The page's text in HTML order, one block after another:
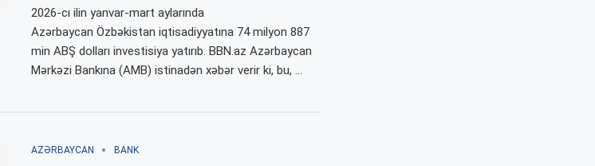
2026-cı ilin yanvar-mart aylarında
Azərbaycan Özbəkistan iqtisadiyyatına 74 milyon 887
min ABŞ dolları investisiya yatırıb. BBN.az Azərbaycan
Mərkəzi Bankına (AMB) istinadən xəbər verir ki, bu, …
AZƏRBAYCAN BANK